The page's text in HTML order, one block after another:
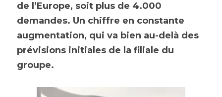
de l’Europe, soit plus de 4.000
demandes. Un chiffre en constante
augmentation, qui va bien au-delà des
prévisions initiales de la filiale du
groupe.